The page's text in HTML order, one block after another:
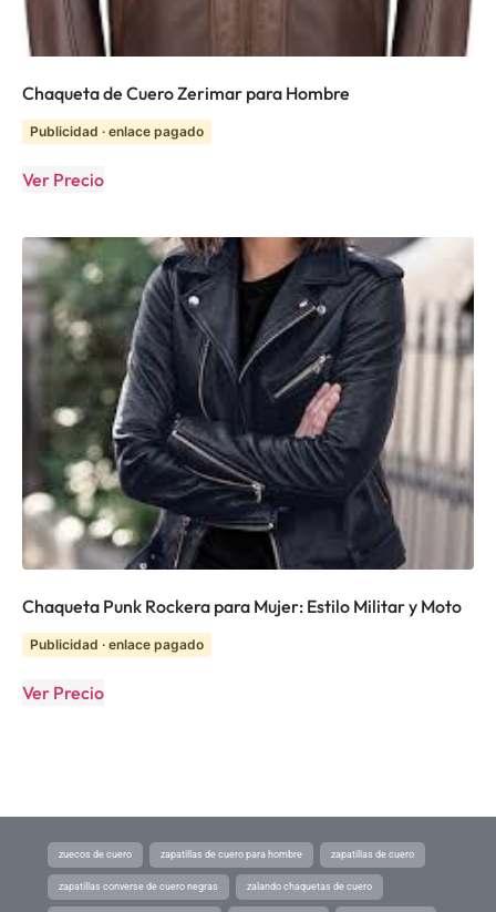
Chaqueta de Cuero Zerimar para Hombre
Publicidad · enlace pagado
Ver Precio
Chaqueta Punk Rockera para Mujer: Estilo Militar y Moto
Publicidad · enlace pagado
Ver Precio
zuecos de cuero zapatillas de cuero para hombre zapatillas de cuero
zapatillas converse de cuero negras zalando chaquetas de cuero